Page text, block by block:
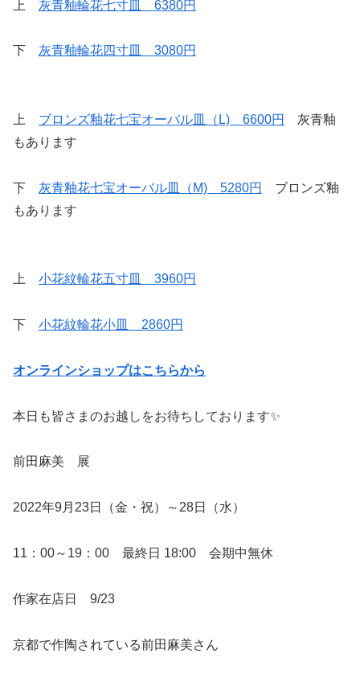
上 灰青釉輪花七寸皿 6380円
下 灰青釉輪花四寸皿 3080円
上 ブロンズ釉花七宝オーバル皿（L) 6600円
灰青釉
もあります
下 灰青釉花七宝オーバル皿（M) 5280円
ブロンズ釉
もあります
上 小花紋輪花五寸皿 3960円
下 小花紋輪花小皿 2860円
オンラインショップはこちらから
本日も皆さまのお越しをお待ちしております✨
前田麻美 展
2022年9月23日（金・祝）～28日（水）
11：00～19：00 最終日 18:00 会期中無休
作家在店日 9/23
京都で作陶されている前田麻美さん